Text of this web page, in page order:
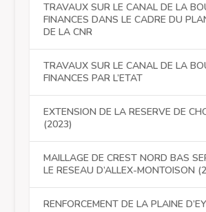
TRAVAUX SUR LE CANAL DE LA
FINANCES DANS LE CADRE DU
DE LA CNR
TRAVAUX SUR LE CANAL DE LA
FINANCES PAR L’ETAT
EXTENSION DE LA RESERVE DE
(2023)
MAILLAGE DE CREST NORD BAS
LE RESEAU D’ALLEX-MONTOISON
RENFORCEMENT DE LA PLAINE